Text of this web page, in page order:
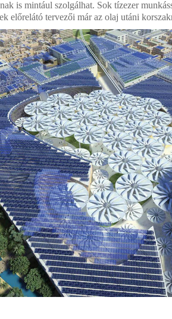
is mintául szolgálhat. Sok tízezer
előrelátó tervezői már az olaj utáni